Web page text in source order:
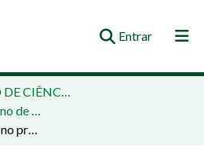
Entrar(current)
CCE - CENTRO DE CIÊNCIAS EXATAS
01 - Doutorado - Ensino de Ciências e Educação Matemática
Saberes da mediação no projeto Novos Talentos UEL: análise de um curso de formação de mediadores